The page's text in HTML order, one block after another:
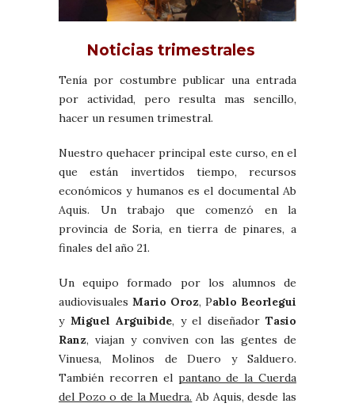
Noticias trimestrales
Tenía por costumbre publicar una entrada
por actividad, pero resulta mas sencillo,
hacer un resumen trimestral.
Nuestro quehacer principal este curso, en el
que están invertidos tiempo, recursos
económicos y humanos es el documental Ab
Aquis. Un trabajo que comenzó en la
provincia de Soria, en tierra de pinares, a
finales del año 21.
Un equipo formado por los alumnos de
audiovisuales Mario Oroz, Pablo Beorlegui
y Miguel Arguibide, y el diseñador Tasio
Ranz, viajan y conviven con las gentes de
Vinuesa, Molinos de Duero y Salduero.
También recorren el pantano de la Cuerda
del Pozo o de la Muedra. Ab Aquis, desde las